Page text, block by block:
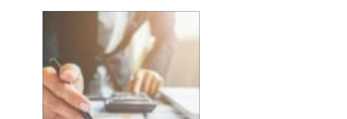
avgiftsfri. Samtidigt vill
många klasser ordna
klassresor, läger, nya
studiematerial eller
gemensamma upple...